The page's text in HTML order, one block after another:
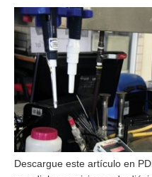
Descargue este artículo en